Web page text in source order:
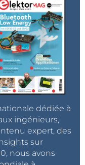
dédiée à
ingénieurs,
expert, des
sur
nous avons